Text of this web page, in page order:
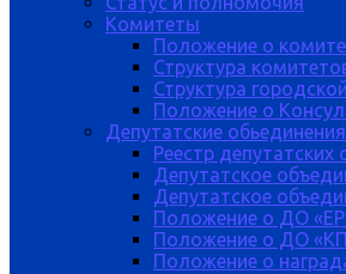
Комитеты
Положение о
Структура
Структура
Положение о
Депутатские обьединения
Реестр
Депутатское
Депутатское
Положение о ДО
Положение о ДО
Положение о